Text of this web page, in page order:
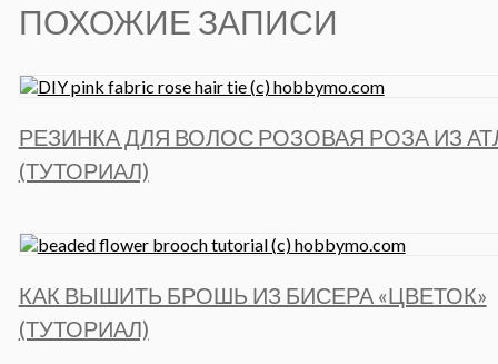
ПОХОЖИЕ ЗАПИСИ
РЕЗИНКА ДЛЯ ВОЛОС РОЗОВАЯ РОЗА ИЗ
(ТУТОРИАЛ)
КАК ВЫШИТЬ БРОШЬ ИЗ БИСЕРА «ЦВЕТОК»
(ТУТОРИАЛ)